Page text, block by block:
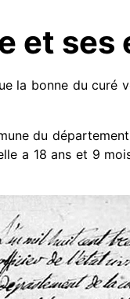
et ses
la bonne du
du
a 18 ans et 9